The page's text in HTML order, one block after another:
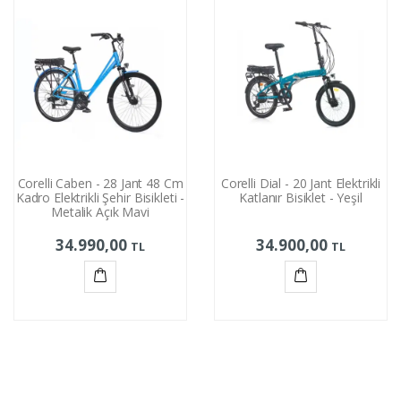
Corelli Caben - 28 Jant 48 Cm
Kadro Elektrikli Şehir Bisikleti -
Metalik Açık Mavi
34.990,00 TL
Corelli Dial - 20 Jant Elektrikli
Katlanır Bisiklet - Yeşil
34.900,00 TL